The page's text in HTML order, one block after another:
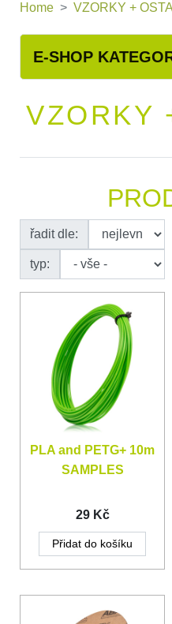
Home VZORKY +
E-SHOP
VZORKY
řadit dle:
typ:
PLA and PETG+ 10m
SAMPLES
29 Kč
Přidat do košíku